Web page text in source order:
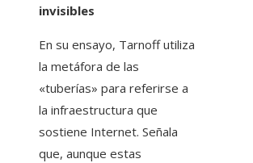
invisibles
En su ensayo, Tarnoff utiliza
la metáfora de las
«tuberías» para referirse a
la infraestructura que
sostiene Internet. Señala
que, aunque estas